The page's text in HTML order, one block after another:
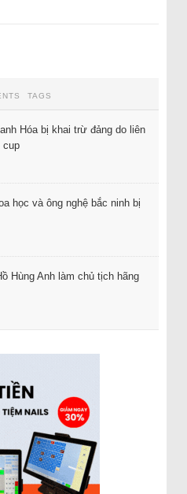
TAGS
Hóa bị khai trừ đảng do liên
cup
học và ông nghệ bắc ninh bị
Hùng Anh làm chủ tịch hãng